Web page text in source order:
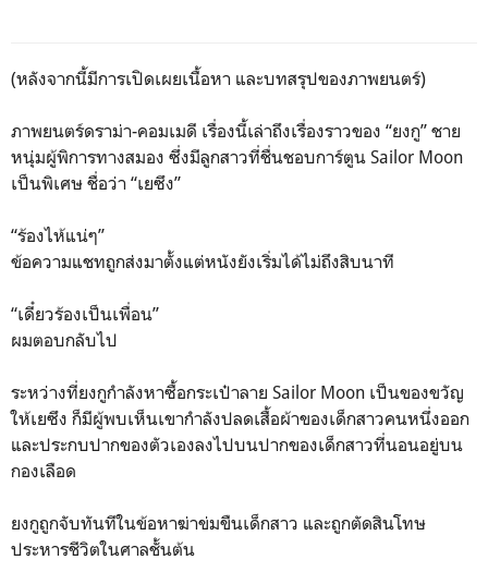
(หลังจากนี้มีการเปิดเผยเนื้อหา และบทสรุปของภาพยนตร์)
ภาพยนตร์ดราม่า-คอมเมดี เรื่องนี้เล่าถึงเรื่องราวของ “ยงกู” ชาย
หนุ่มผู้พิการทางสมอง ซึ่งมีลูกสาวที่ชื่นชอบการ์ตูน Sailor Moon
เป็นพิเศษ ชื่อว่า “เยซึง”
“ร้องไห้แน่ๆ”
ข้อความแชทถูกส่งมาตั้งแต่หนังยังเริ่มได้ไม่ถึงสิบนาที
“เดี๋ยวร้องเป็นเพื่อน”
ผมตอบกลับไป
ระหว่างที่ยงกูกำลังหาซื้อกระเป๋าลาย Sailor Moon เป็นของขวัญ
ให้เยซึง ก็มีผู้พบเห็นเขากำลังปลดเสื้อผ้าของเด็กสาวคนหนึ่งออก
และประกบปากของตัวเองลงไปบนปากของเด็กสาวที่นอนอยู่บน
กองเลือด
ยงกูถูกจับทันทีในข้อหาฆ่าข่มขืนเด็กสาว และถูกตัดสินโทษ
ประหารชีวิตในศาลชั้นต้น